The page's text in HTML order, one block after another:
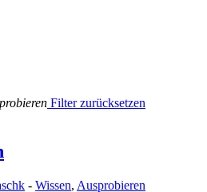
Filter zurücksetzen
- Wissen, Ausprobieren